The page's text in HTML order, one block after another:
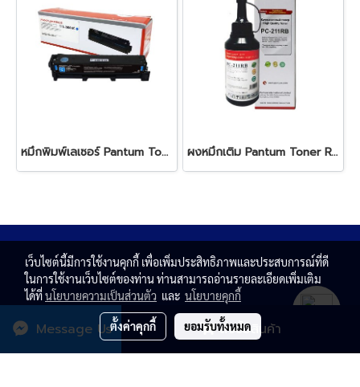
สั่งซื้อสินค้า
Message Us
หมึกพิมพ์เลเซอร์ Pantum Toner Drum CTL-2000 HC Cyanหมึกสีดำ ใช้สำหรับเครื่องพิมพ์ : Pantum รุ่น CP2200 CM2200 Series ปริมาณการพิมพ์ 5% ลงบนกระดาษ A4 พิมพ์ได้ 3,500 แผ่น ผงหมึกเติม Pantum Toner Refill Kit for PB-211RB Black
© Copyright 2020 All rights reserved. T.N. MAGNATE
เว็บไซต์นี้มีการใช้งานคุกกี้ เพื่อเพิ่มประสิทธิภาพและประสบการณ์ที่ดี
ในการใช้งานเว็บไซต์ของท่าน ท่านสามารถอ่านรายละเอียดเพิ่มเติม
ได้ที่นโยบายความเป็นส่วนตัว และ นโยบายคุกกี้
ตั้งค่าคุกกี้ ยอมรับทั้งหมด